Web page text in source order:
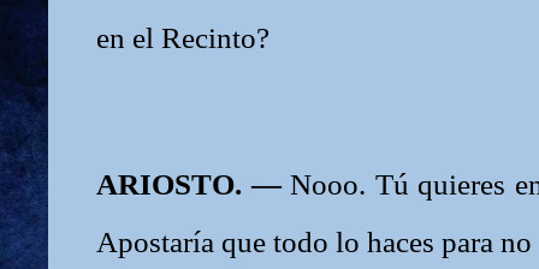
en el Recinto?
ARIOSTO. — Nooo. Tú quieres
Apostaría que todo lo haces para